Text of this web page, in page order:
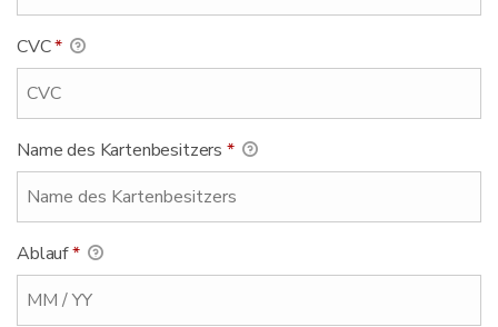
CVC*
Name des Kartenbesitzers *
Ablauf*